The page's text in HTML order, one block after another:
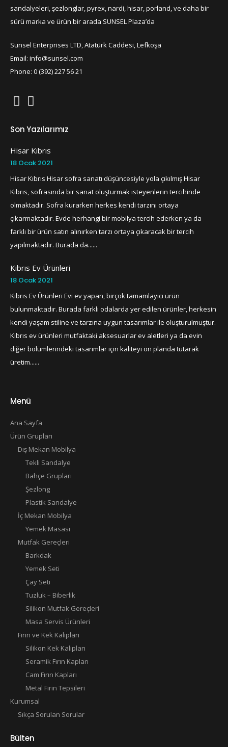
sandalyeleri, şezlonglar, pyrex, nardi, hisar, porland, ve daha bir
sürü marka ve ürün bir arada SUNSEL Plaza’da
Sunsel Enterprises LTD, Atatürk Caddesi, Lefkoşa
Email: info@sunsel.com
Phone: 0 (392) 227 56 21
Son Yazılarımız
Hisar Kıbrıs
18 Ocak 2021
Hisar Kıbrıs Hisar sofra sanatı düşüncesiyle yola çıkılmış Hisar
Kıbrıs, sofrasında bir sanat oluşturmak isteyenlerin tercihinde
olmaktadır. Sofra kurarken herkes kendi tarzını ortaya
çıkarmaktadır. Evde herhangi bir mobilya tercih ederken ya da
farklı bir ürün satın alınırken tarzı ortaya çıkaracak bir tercih
yapılmaktadır. Burada da......
Kıbrıs Ev Ürünleri
18 Ocak 2021
Kıbrıs Ev Ürünleri Evi ev yapan, birçok tamamlayıcı ürün
bulunmaktadır. Burada farklı odalarda yer edilen ürünler, herkesin
kendi yaşam stiline ve tarzına uygun tasarımlar ile oluşturulmuştur.
Kıbrıs ev ürünleri mutfaktaki aksesuarlar ev aletleri ya da evin
diğer bölümlerindeki tasarımlar için kaliteyi ön planda tutarak
üretim......
Menü
Ana Sayfa
Ürün Grupları
Dış Mekan Mobilya
Tekli Sandalye
Bahçe Grupları
Şezlong
Plastik Sandalye
İç Mekan Mobilya
Yemek Masası
Mutfak Gereçleri
Barkdak
Yemek Seti
Çay Seti
Tuzluk – Biberlik
Silikon Mutfak Gereçleri
Masa Servis Ürünleri
Fırın ve Kek Kalıpları
Silikon Kek Kalıpları
Seramik Fırın Kapları
Cam Fırın Kapları
Metal Fırın Tepsileri
Kurumsal
Sıkça Sorulan Sorular
Bülten